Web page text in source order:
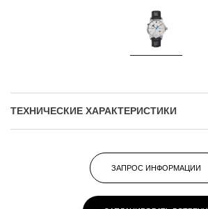
ТЕХНИЧЕСКИЕ ХАРАКТЕРИСТИКИ
ЗАПРОС ИНФОРМАЦИИ